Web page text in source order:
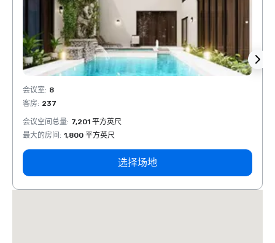
会议室: 8
客房: 237
会议空间总量: 7,201 平方英尺
最大的房间 : 1,800 平方英尺
选择场地